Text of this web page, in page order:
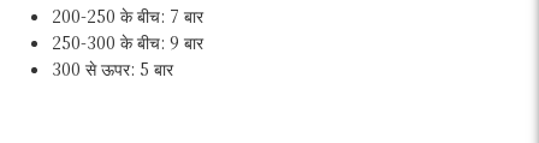
200-250 के बीच: 7 बार
250-300 के बीच: 9 बार
300 से ऊपर: 5 बार